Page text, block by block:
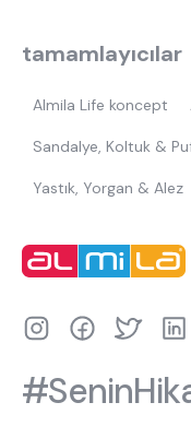
tamamlayıcılar
Almila Life koncept
Sandalye, Koltuk &
Yastık, Yorgan & Alez